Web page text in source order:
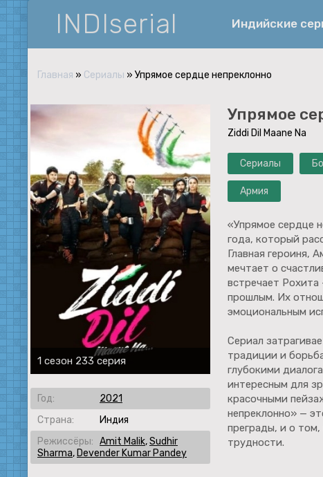
INDIserial Индийские
История
Документальные
Спортивные
Музыка
Военные
Главная » Сериалы » Упрямое сердце непреклонно
Упрямое
Ziddi Dil Maane Na
Сериалы
Армия
«Упрямое сердце
года, который
Главная героиня,
мечтает о
встречает
прошлым. Их
эмоциональным
Сериал
традиции и
глубокими
интересным для
красочными
непреклонно» —
преграды, и о
трудности.
1 сезон 233 серия
Год:
2021
Страна:
Индия
Режиссёры: Amit Malik,Sudhir
Sharma, Devender Kumar Pandey